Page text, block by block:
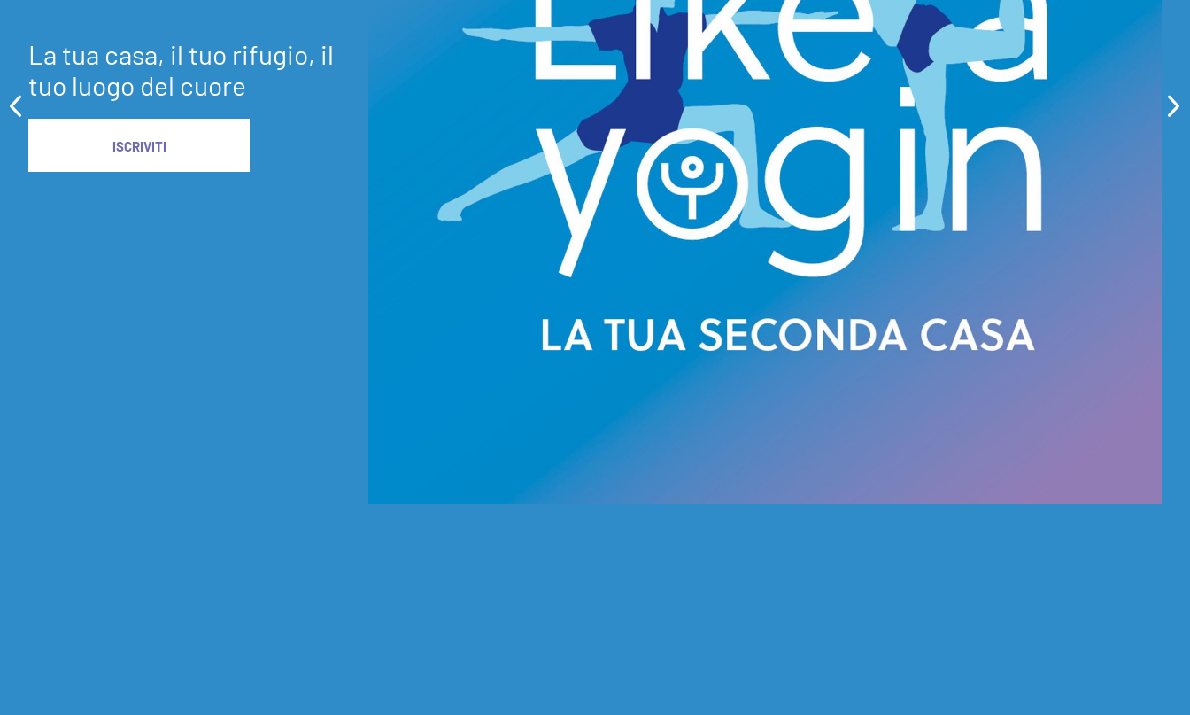
La tua casa, il tuo rifugio, il
tuo luogo del cuore
ISCRIVITI